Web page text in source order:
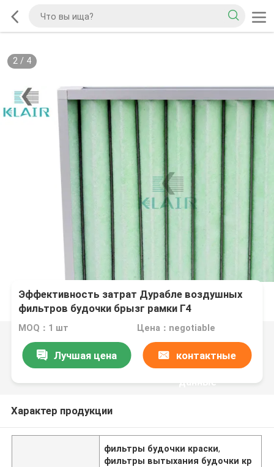
2/ 4
Эффективность затрат Дурабле воздушных
фильтров будочки брызг рамки Г4
многоразовая
MOQ：1 шт Цена：negotiable
Лучшая цена контактные
данные
Характер продукции
фильтры будочки краски,
фильтры вытыхания будочки кр